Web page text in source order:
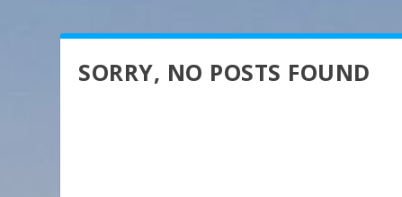
SORRY, NO POSTS FOUND